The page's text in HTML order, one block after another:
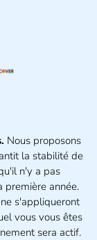
Nous proposons
la stabilité de
n'y a pas
première année.
s'appliqueront
vous vous êtes
sera actif.